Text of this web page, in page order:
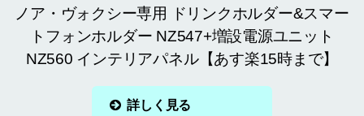
ノア・ヴォクシー専用 ドリンクホルダー&スマー
トフォンホルダー NZ547+増設電源ユニット
NZ560 インテリアパネル【あす楽15時まで】
詳しく見る